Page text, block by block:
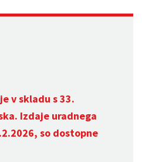
v skladu s 33.
Izdaje uradnega
so dostopne